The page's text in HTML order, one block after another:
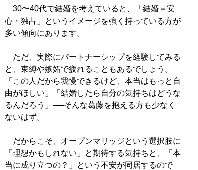
30〜40代で結婚を考えていると、「結婚＝安
心・独占」というイメージを強く持っている方が
多い傾向にあります。
ただ、実際にパートナーシップを経験してみる
と、束縛や嫉妬で疲れることもあるでしょう。
「この人だから我慢できるけど、本当はもっと自
由がほしい」「結婚したら自分の気持ちはどうな
るんだろう」──そんな葛藤を抱える方も少なく
ないはず。
だからこそ、オープンマリッジという選択肢に
「理想かもしれない」と期待する気持ちと、「本
当に成り立つの？」という不安が同居するので